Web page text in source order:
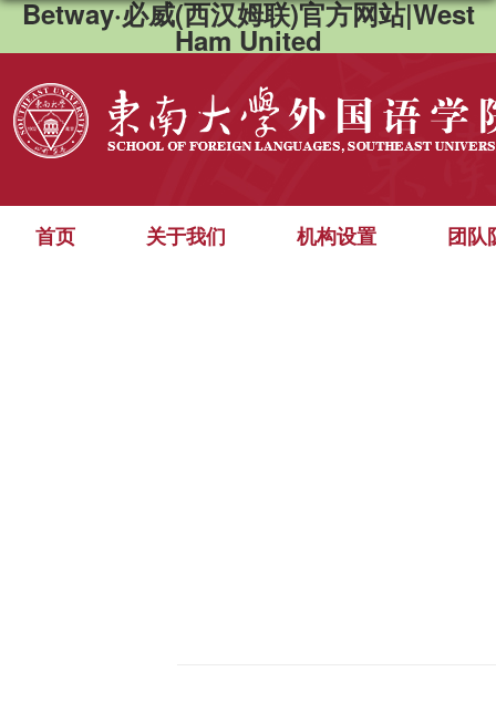
Betway·必威(西汉姆联)官方网站|West
Ham United
首页 关于我们 机构设置 团队